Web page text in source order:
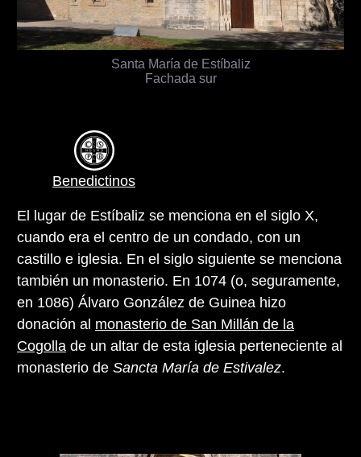
Santa María de Estíbaliz
Fachada sur
Benedictinos
El lugar de Estíbaliz se menciona en el siglo X,
cuando era el centro de un condado, con un
castillo e iglesia. En el siglo siguiente se menciona
también un monasterio. En 1074 (o, seguramente,
en 1086) Álvaro González de Guinea hizo
donación al monasterio de San Millán de la
Cogolla de un altar de esta iglesia perteneciente al
monasterio de Sancta María de Estivalez.